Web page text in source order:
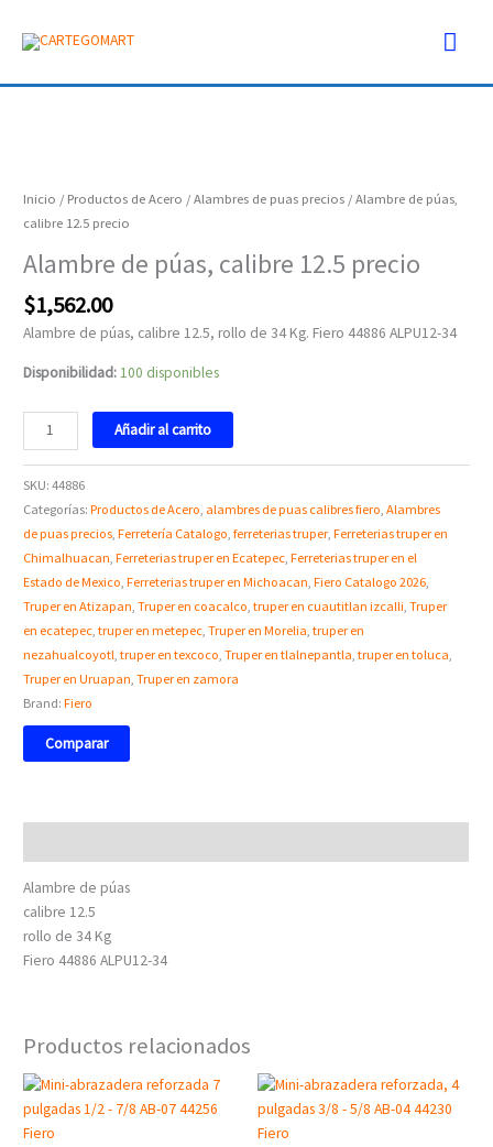
Inicio / Productos de Acero /Alambres de puas precios / Alambre de púas,
calibre 12.5 precio
Alambre de púas, calibre 12.5 precio
$1,562.00
Alambre de púas, calibre 12.5, rollo de 34 Kg. Fiero 44886 ALPU12-34
Disponibilidad:100 disponibles
púas,
calibre
precio
Añadir al carrito
SKU:44886
Categorías:Productos de Acero alambres de puas calibres fiero ,Alambres
de puas precios ,Ferretería Catalogo ,ferreterias truper,Ferreterias truper en
Chimalhuacan ,Ferreterias truper en Ecatepec ,Ferreterias truper en el
Estado de Mexico ,Ferreterias truper en Michoacan ,Fiero Catalogo 2026
Truper en Atizapan ,Truper en coacalco ,truper en cuautitlan izcalli ,Truper
en ecatepec ,truper en metepec ,Truper en Morelia ,truper en
nezahualcoyotl ,truper en texcoco ,Truper en tlalnepantla ,truper en toluca
Truper en Uruapan ,Truper en zamora
Brand:Fiero
Comparar
Alambre de púas
calibre 12.5
rollo de 34 Kg
Fiero 44886 ALPU12-34
Productos relacionados